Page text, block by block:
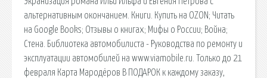
альтернативным окончанием. Книги. Купить на OZON; Читать
на Google Books; Отзывы о книгах; Мифы о России; Война;
Стена. Библиотека автомобилиста - Руководства по ремонту и
эксплуатации автомобилей на www.viamobile.ru. Только до 21
февраля Карта Мародёров В ПОДАРОК к каждому заказу,